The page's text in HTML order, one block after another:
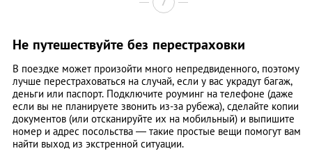
Не путешествуйте без перестраховки
В поездке может произойти много непредвиденного, поэтому
лучше перестраховаться на случай, если у вас украдут багаж,
деньги или паспорт. Подключите роуминг на телефоне (даже
если вы не планируете звонить из-за рубежа), сделайте копии
документов (или отсканируйте их на мобильный) и выпишите
номер и адрес посольства — такие простые вещи помогут вам
найти выход из экстренной ситуации.